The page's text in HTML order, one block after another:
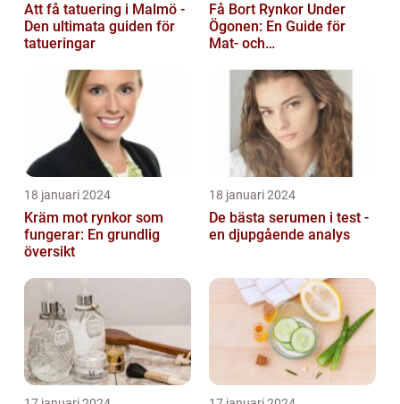
Att få tatuering i Malmö -
Den ultimata guiden för
tatueringar
Få Bort Rynkor Under
Ögonen: En Guide för
Mat- och
18 januari 2024
Kräm mot rynkor som
fungerar: En grundlig
översikt
18 januari 2024
De bästa serumen i test -
en djupgående analys